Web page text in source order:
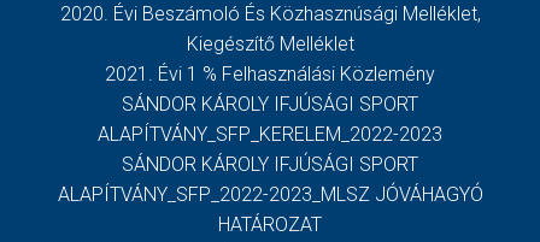
2020. Évi Beszámoló És Közhasznúsági Melléklet,
Kiegészítő Melléklet
2021. Évi 1 % Felhasználási Közlemény
SÁNDOR KÁROLY IFJÚSÁGI SPORT
ALAPÍTVÁNY_SFP_KERELEM_2022-2023
SÁNDOR KÁROLY IFJÚSÁGI SPORT
ALAPÍTVÁNY_SFP_2022-2023_MLSZ JÓVÁHAGYÓ
HATÁROZAT